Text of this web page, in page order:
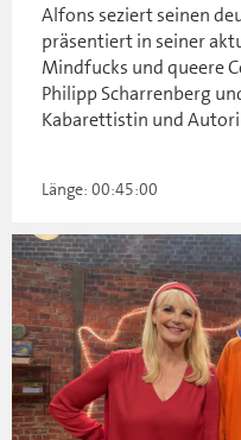
Alfons seziert seinen
präsentiert in seiner
Mindfucks und queere
Philipp Scharrenberg
Kabarettistin und
Länge: 00:45:00